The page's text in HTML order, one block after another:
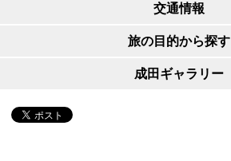
交通情報
旅の目的から探す
成田ギャラリー